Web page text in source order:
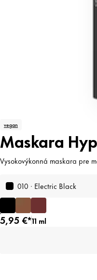
vegan
Maskara
Vysokovýkonná maskara pre
010 · Electric Black
5,95 €*11 ml